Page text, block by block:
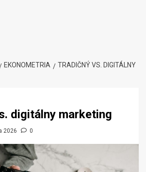
EKONOMETRIA
TRADIČNÝ VS. DIGITÁLNY
digitálny marketing
2026 0